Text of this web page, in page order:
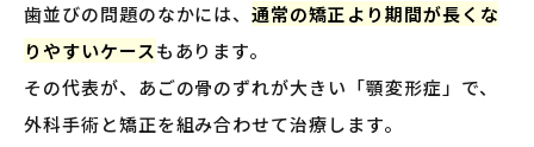
歯並びの問題のなかには、通常の矯正より期間が長くな
りやすいケースもあります。
その代表が、あごの骨のずれが大きい「顎変形症」で、
外科手術と矯正を組み合わせて治療します。